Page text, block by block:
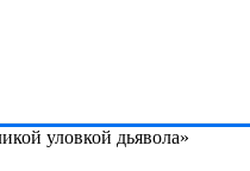
уловкой дьявола»